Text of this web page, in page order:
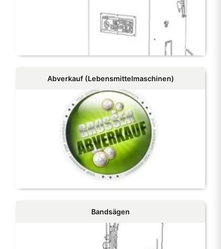
Abverkauf (Lebensmittelmaschinen)
Bandsägen